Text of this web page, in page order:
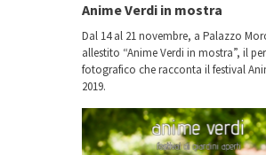
Anime Verdi in mostra
Dal 14 al 21 novembre, a Palazzo
allestito “Anime Verdi in mostra”, il
fotografico che racconta il festival
2019.